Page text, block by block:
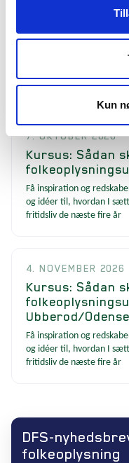
Kun
Kursus: Sådan
Få inspiration og
fritidsliv de næste fire år
7. OKTOBER 2026
Kursus: Sådan
Få inspiration og
og idéer til, hvordan I
fritidsliv de næste fire år
4. NOVEMBER 2026
Kursus: Sådan
Ubberod/Odense
Få inspiration og
og idéer til, hvordan I
fritidsliv de næste fire år
DFS-
folkeoplysning